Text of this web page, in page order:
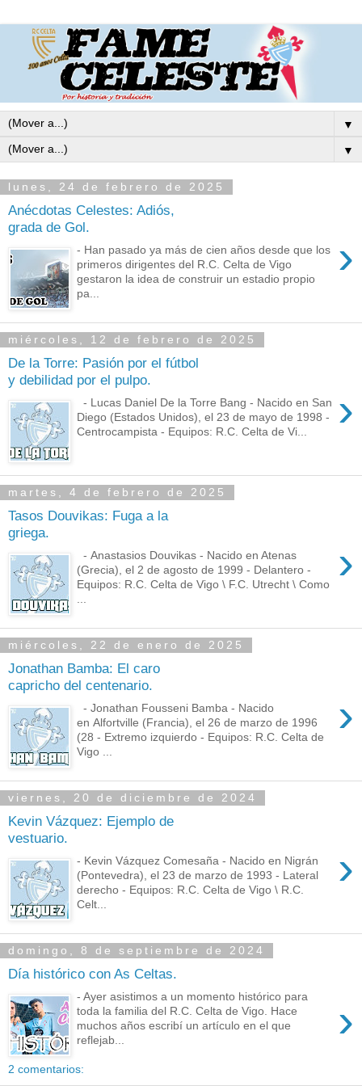
▼
▼
lunes, 24 de febrero de 2025
Anécdotas Celestes: Adiós,
grada de Gol.
›
- Han pasado ya más de cien años desde que los
primeros dirigentes del R.C. Celta de Vigo
gestaron la idea de construir un estadio propio
pa...
miércoles, 12 de febrero de 2025
De la Torre: Pasión por el fútbol
y debilidad por el pulpo.
›
- Lucas Daniel De la Torre Bang - Nacido en San
Diego (Estados Unidos), el 23 de mayo de 1998 -
Centrocampista - Equipos: R.C. Celta de Vi...
martes, 4 de febrero de 2025
Tasos Douvikas: Fuga a la
griega.
›
- Anastasios Douvikas - Nacido en Atenas
(Grecia), el 2 de agosto de 1999 - Delantero -
Equipos: R.C. Celta de Vigo \ F.C. Utrecht \ Como
...
miércoles, 22 de enero de 2025
Jonathan Bamba: El caro
capricho del centenario.
›
- Jonathan Fousseni Bamba - Nacido
en Alfortville (Francia), el 26 de marzo de 1996
(28 - Extremo izquierdo - Equipos: R.C. Celta de
Vigo ...
viernes, 20 de diciembre de 2024
Kevin Vázquez: Ejemplo de
vestuario.
›
- Kevin Vázquez Comesaña - Nacido en Nigrán
(Pontevedra), el 23 de marzo de 1993 - Lateral
derecho - Equipos: R.C. Celta de Vigo \ R.C.
Celt...
domingo, 8 de septiembre de 2024
Día histórico con As Celtas.
›
- Ayer asistimos a un momento histórico para
toda la familia del R.C. Celta de Vigo. Hace
muchos años escribí un artículo en el que
reflejab...
2 comentarios: